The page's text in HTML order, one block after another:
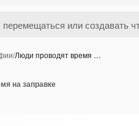
/Люди проводят время …
на заправке